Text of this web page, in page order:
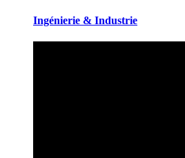
Ingénierie & Industrie